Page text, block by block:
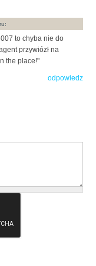
to chyba nie do
przywiózł na
the place!"
odpowiedz